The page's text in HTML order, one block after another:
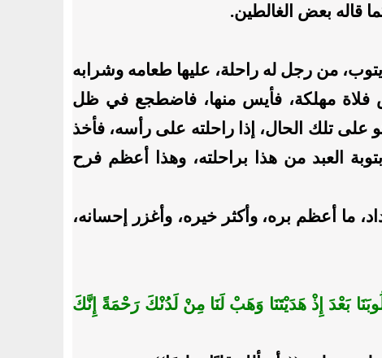
قاله بعض الغالطين.
من رجل له راحلة، عليها طعامه وشرابه
فلاة مهلكة، فأيس منها، فاضطجع في ظل
على تلك الحال، إذا راحلته على رأسه، فأخذ
العبد من هذا براحلته، وهذا أعظم فرح
ما أعظم بره، وأكثر خيره، وأغزر إحسانه،
بَعْدَ إِذْ هَدَيْتَنَا وَهَبْ لَنَا مِنْ لَدُنْكَ رَحْمَةً إِنَّكَ